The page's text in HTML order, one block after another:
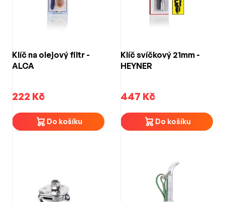
V nabídce naleznete také klíče určené pro specifické
servisní práce.
Klíč na olejový filtr -
ALCA
222 Kč
Do košíku
Klíč svíčkový 21mm -
HEYNER
447 Kč
Do košíku